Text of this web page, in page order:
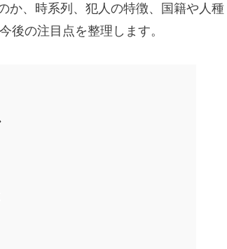
か、時系列、犯人の特徴、国籍や人種
後の注目点を整理します。